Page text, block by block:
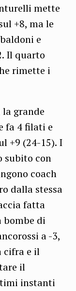
mette
+8, ma le
e
Il quarto
rimette i
grande
fa 4 filati e
+9 (24-15). I
subito con
coach
dalla stessa
fatta
bombe di
a -3,
cifra e il
il
instanti